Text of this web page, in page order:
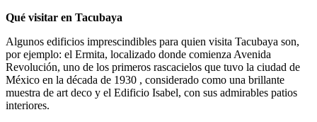
Qué visitar en Tacubaya
Algunos edificios imprescindibles para quien visita Tacubaya son,
por ejemplo: el Ermita, localizado donde comienza Avenida
Revolución, uno de los primeros rascacielos que tuvo la ciudad de
México en la década de 1930 , considerado como una brillante
muestra de art deco y el Edificio Isabel, con sus admirables patios
interiores.